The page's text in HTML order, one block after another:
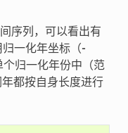
序列，可以看出有
一化年坐标（-
归一化年份中（范
都按自身长度进行